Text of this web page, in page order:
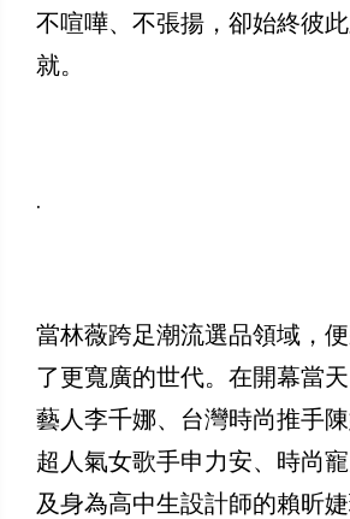
不喧嘩、不張揚，卻始終彼
就。
.
當林薇跨足潮流選品領域，
了更寬廣的世代。在開幕當
藝人李千娜、台灣時尚推手
超人氣女歌手申力安、時尚
及身為高中生設計師的賴昕